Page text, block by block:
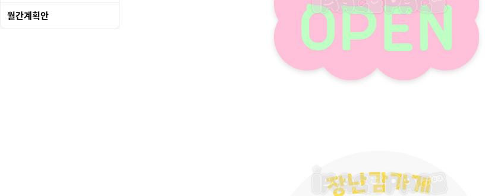
월간계획안